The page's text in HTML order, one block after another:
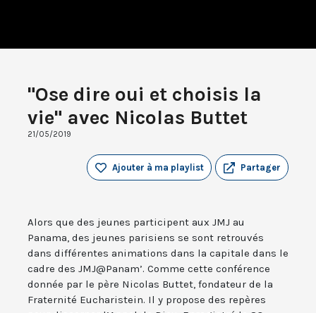
"Ose dire oui et choisis la
vie" avec Nicolas Buttet
21/05/2019
Partager
Ajouter à ma playlist
Alors que des jeunes participent aux JMJ au
Panama, des jeunes parisiens se sont retrouvés
dans différentes animations dans la capitale dans le
cadre des JMJ@Panam’. Comme cette conférence
donnée par le père Nicolas Buttet, fondateur de la
Fraternité Eucharistein. Il y propose des repères